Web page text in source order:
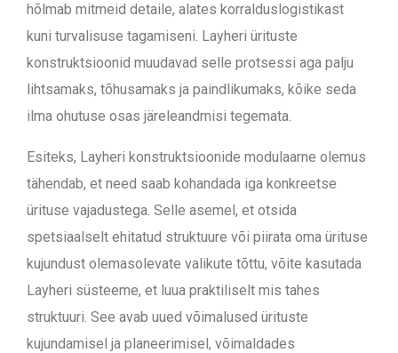
hõlmab mitmeid detaile, alates korralduslogistikast
kuni turvalisuse tagamiseni. Layheri ürituste
konstruktsioonid muudavad selle protsessi aga palju
lihtsamaks, tõhusamaks ja paindlikumaks, kõike seda
ilma ohutuse osas järeleandmisi tegemata.
Esiteks, Layheri konstruktsioonide modulaarne olemus
tähendab, et need saab kohandada iga konkreetse
ürituse vajadustega. Selle asemel, et otsida
spetsiaalselt ehitatud struktuure või piirata oma ürituse
kujundust olemasolevate valikute tõttu, võite kasutada
Layheri süsteeme, et luua praktiliselt mis tahes
struktuuri. See avab uued võimalused ürituste
kujundamisel ja planeerimisel, võimaldades